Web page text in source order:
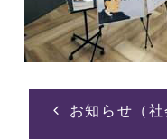
お知らせ（